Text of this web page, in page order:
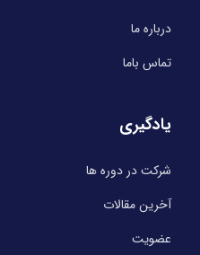
درباره ما
تماس باما
یادگیری
شرکت در دوره ها
آخرین مقالات
عضویت